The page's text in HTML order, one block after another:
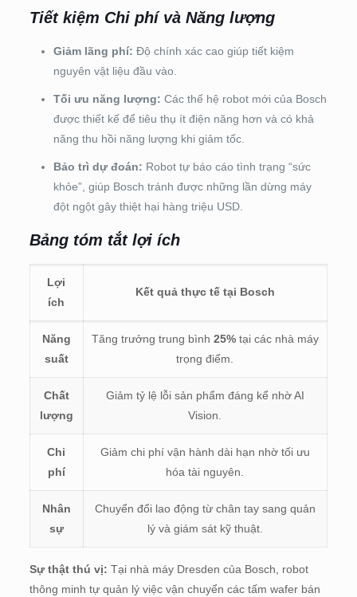
Tiết kiệm Chi phí và Năng lượng
Giảm lãng phí: Độ chính xác cao giúp tiết kiệm
nguyên vật liệu đầu vào.
Tối ưu năng lượng: Các thế hệ robot mới của Bosch
được thiết kế để tiêu thụ ít điện năng hơn và có khả
năng thu hồi năng lượng khi giảm tốc.
Bảo trì dự đoán: Robot tự báo cáo tình trạng “sức
khỏe”, giúp Bosch tránh được những lần dừng máy
đột ngột gây thiệt hại hàng triệu USD.
Bảng tóm tắt lợi ích
Lợi
ích
Kết quả thực tế tại Bosch
Năng
suất
Tăng trưởng trung bình 25%tại các nhà máy
trọng điểm.
Chất
lượng
Giảm tỷ lệ lỗi sản phẩm đáng kể nhờ AI
Vision.
Chi
phí
Giảm chi phí vận hành dài hạn nhờ tối ưu
hóa tài nguyên.
Nhân
sự
Chuyển đổi lao động từ chân tay sang quản
lý và giám sát kỹ thuật.
Sự thật thú vị: Tại nhà máy Dresden của Bosch, robot
thông minh tự quản lý việc vận chuyển các tấm wafer bán